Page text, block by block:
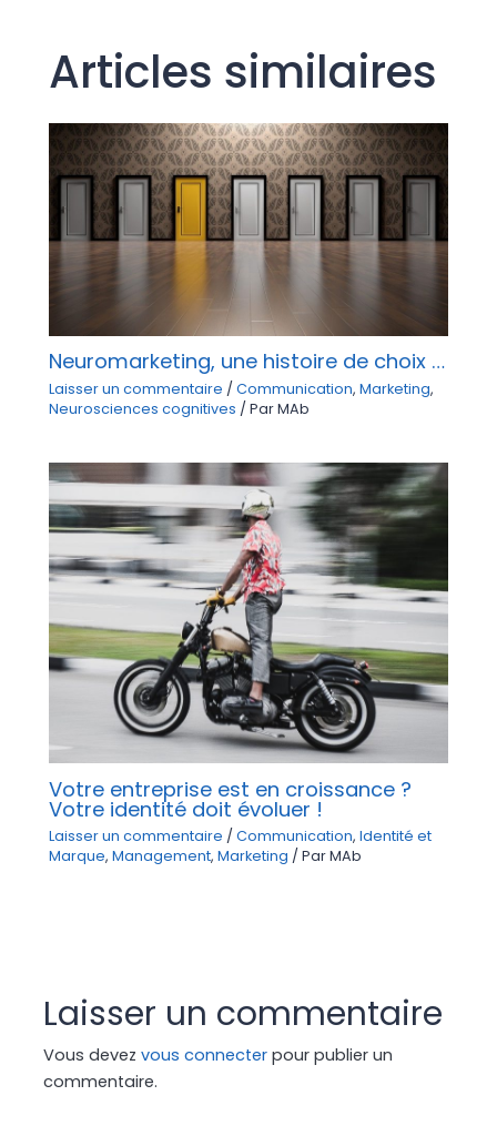
o
k
Articles similaires
Neuromarketing, une histoire de choix …
Laisser un commentaire /Communication,Marketing,
Neurosciences cognitives / ParMAb
Votre entreprise est en croissance ?
Votre identité doit évoluer !
Laisser un commentaire /Communication,Identité et
Marque,Management,Marketing / ParMAb
Laisser un commentaire
Vous devezvous connecter pour publier un
commentaire.